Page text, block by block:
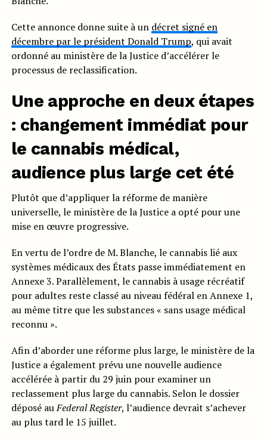
Cette annonce donne suite à un décret signé en
décembre par le président Donald Trump, qui avait
ordonné au ministère de la Justice d’accélérer le
processus de reclassification.
Une approche en deux étapes
: changement immédiat pour
le cannabis médical,
audience plus large cet été
Plutôt que d’appliquer la réforme de manière
universelle, le ministère de la Justice a opté pour une
mise en œuvre progressive.
En vertu de l’ordre de M. Blanche, le cannabis lié aux
systèmes médicaux des États passe immédiatement en
Annexe 3. Parallèlement, le cannabis à usage récréatif
pour adultes reste classé au niveau fédéral en Annexe 1,
au même titre que les substances « sans usage médical
reconnu ».
Afin d’aborder une réforme plus large, le ministère de la
Justice a également prévu une nouvelle audience
accélérée à partir du 29 juin pour examiner un
reclassement plus large du cannabis. Selon le dossier
déposé auFederal Register, l’audience devrait s’achever
au plus tard le 15 juillet.